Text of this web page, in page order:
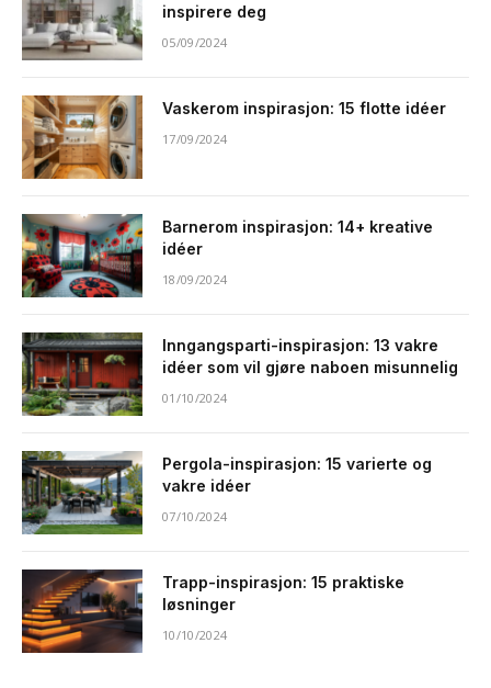
inspirere deg
05/09/2024
Vaskerom inspirasjon: 15 flotte idéer
17/09/2024
Barnerom inspirasjon: 14+ kreative
idéer
18/09/2024
Inngangsparti-inspirasjon: 13 vakre
idéer som vil gjøre naboen misunnelig
01/10/2024
Pergola-inspirasjon: 15 varierte og
vakre idéer
07/10/2024
Trapp-inspirasjon: 15 praktiske
løsninger
10/10/2024